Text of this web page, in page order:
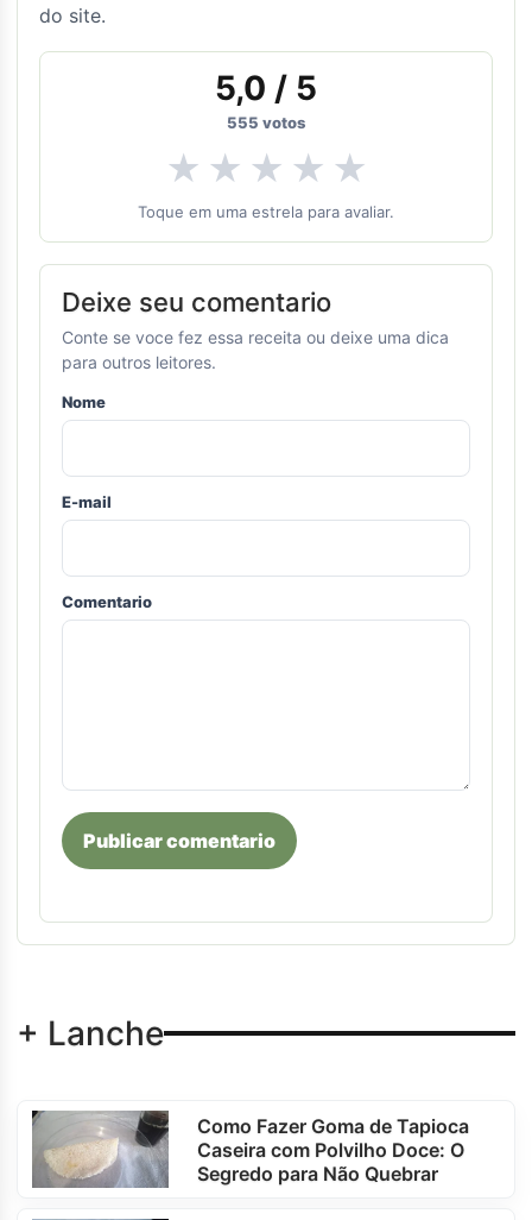
do site.
5,0 / 5
555 votos
★ ★ ★ ★ ★
Toque em uma estrela para avaliar.
Deixe seu comentario
Conte se voce fez essa receita ou deixe uma dica
para outros leitores.
Nome
E-mail
Comentario
Publicar comentario
+ Lanche
Como Fazer Goma de Tapioca
Caseira com Polvilho Doce: O
Segredo para Não Quebrar